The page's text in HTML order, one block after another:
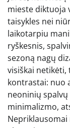
mieste diktuoja
taisykles nei
laikotarpiu
ryškesnis,
sezoną nagų
visiškai
kontrastai: nuo
neoninių
minimalizmo,